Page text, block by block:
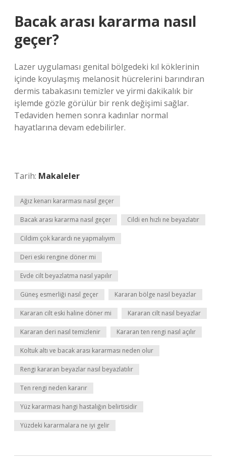
Bacak arası kararma nasıl
geçer?
Lazer uygulaması genital bölgedeki kıl köklerinin
içinde koyulaşmış melanosit hücrelerini barındıran
dermis tabakasını temizler ve yirmi dakikalık bir
işlemde gözle görülür bir renk değişimi sağlar.
Tedaviden hemen sonra kadınlar normal
hayatlarına devam edebilirler.
Tarih: Makaleler
Ağız kenarı kararması nasıl geçer
Bacak arası kararma nasıl geçer Cildi en hızlı ne beyazlatır
Cildim çok karardı ne yapmalıyım
Deri eski rengine döner mi
Evde cilt beyazlatma nasıl yapılır
Güneş esmerliği nasıl geçer Kararan bölge nasıl beyazlar
Kararan cilt eski haline döner mi Kararan cilt nasıl beyazlar
Kararan deri nasıl temizlenir Kararan ten rengi nasıl açılır
Koltuk altı ve bacak arası kararması neden olur
Rengi kararan beyazlar nasıl beyazlatılır
Ten rengi neden kararır
Yüz kararması hangi hastalığın belirtisidir
Yüzdeki kararmalara ne iyi gelir